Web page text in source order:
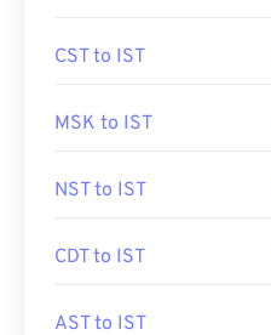
CST to IST
MSK to IST
NST to IST
CDT to IST
AST to IST